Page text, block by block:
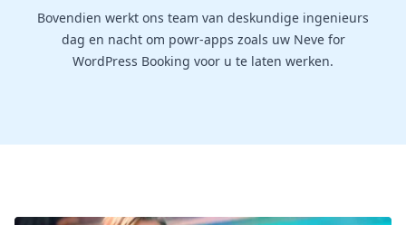
Bovendien werkt ons team van deskundige ingenieurs
dag en nacht om powr-apps zoals uw Neve for
WordPress Booking voor u te laten werken.